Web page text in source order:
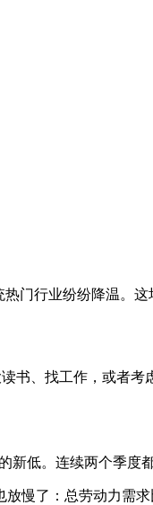
门行业纷纷降温。
书、找工作，或者
新低。连续两个季度
慢了：总劳动力需求